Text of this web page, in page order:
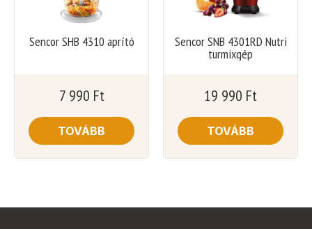
Sencor SHB 4310 aprító
7 990 Ft
TOVÁBB
Sencor SNB 4301RD Nutri
turmixgép
19 990 Ft
TOVÁBB